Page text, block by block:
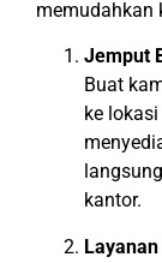
memudahkan
Jemput
Buat
ke
kantor.